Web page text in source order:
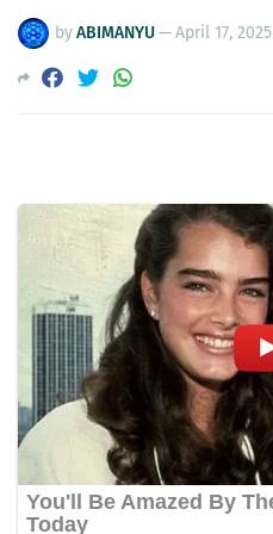
byABIMANYU—April 17, 2025